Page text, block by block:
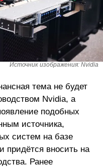
Источник изображения: Nvidia
тема не будет
Nvidia, а
подобных
источника,
систем на базе
придётся вносить на
Ранее